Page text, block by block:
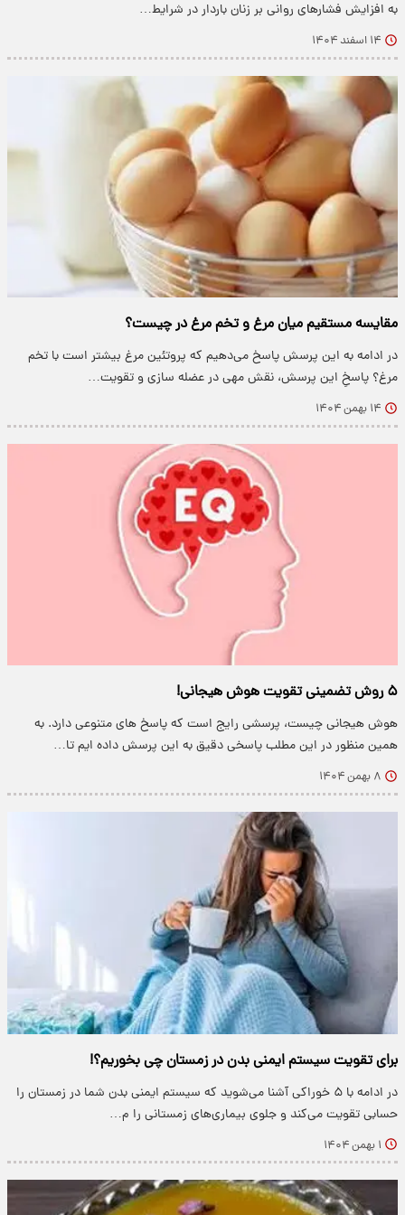
به افزایش فشارهای روانی بر زنان باردار در شرایط…
۱۴ اسفند ۱۴۰۴
مقایسه مستقیم میان مرغ و تخم مرغ در چیست؟
در ادامه به این پرسش پاسخ می‌دهیم که پروتئین مرغ بیشتر است با تخم
مرغ؟ پاسخِ این پرسش، نقش مهی در عضله سازی و تقویت…
۱۴ بهمن ۱۴۰۴
۵ روش تضمینی تقویت هوش هیجانی!
هوش هیجانی چیست، پرسشی رایج است که پاسخ های متنوعی دارد. به
همین منظور در این مطلب پاسخی دقیق به این پرسش داده ایم تا…
۸ بهمن ۱۴۰۴
برای تقویت سیستم ایمنی بدن در زمستان چی بخوریم؟!
در ادامه با ۵ خوراکی آشنا می‌شوید که سیستم ایمنی بدن شما در زمستان را
حسابی تقویت می‌کند و جلوی بیماری‌های زمستانی را م…
۱ بهمن ۱۴۰۴